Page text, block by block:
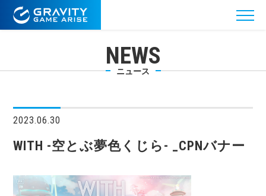
NEWS
ニュース
2023.06.30
WITH -空とぶ夢色くじら- _CPNバナー